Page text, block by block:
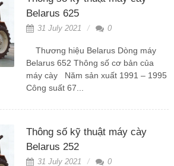
Belarus 625
31 July 2021 0
Thương hiệu Belarus Dòng máy
Belarus 652 Thông số cơ bản của
máy cày Năm sản xuất 1991 – 1995
Công suất 67...
Thông số kỹ thuật máy cày
Belarus 252
31 July 2021 0